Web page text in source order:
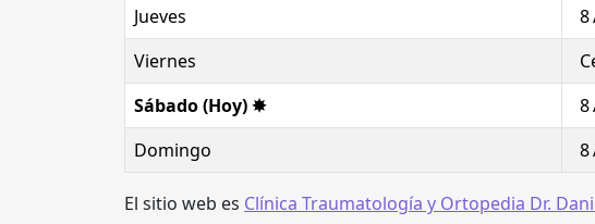
Jueves
8
Viernes
Sábado (Hoy) ✸
8
Domingo
8
El sitio web es Clínica Traumatología y Ortopedia Dr.